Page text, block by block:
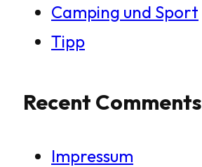
Camping und Sport
Tipp
Recent Comments
Impressum